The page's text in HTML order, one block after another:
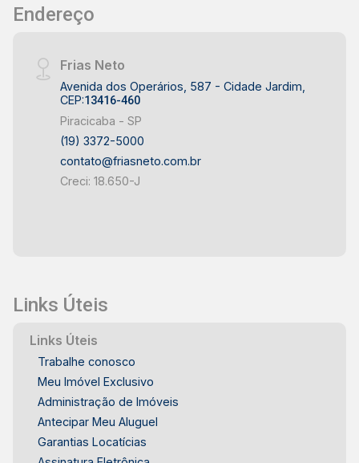
Endereço
Frias Neto
Avenida dos Operários, 587 - Cidade Jardim,
CEP:13416-460
Piracicaba - SP
(19) 3372-5000
contato@friasneto.com.br
Creci: 18.650-J
Links Úteis
Links Úteis
Trabalhe conosco
Meu Imóvel Exclusivo
Administração de Imóveis
Antecipar Meu Aluguel
Garantias Locatícias